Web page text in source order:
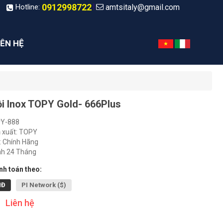
Hotline: 0912998722 amtsitaly@gmail.com
HỆ
Inox TOPY Gold- 666Plus
888
xuất: TOPY
Chính Hãng
24 Tháng
toán theo:
PI Network ($)
Liên hệ